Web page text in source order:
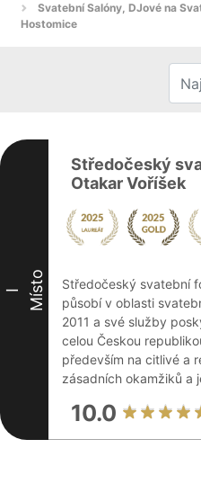
Svatební Salóny, DJové na
Hostomice
I Místo
Středočeský
Otakar Voříšek
Středočeský svatební
působí v oblasti
2011 a své služby
celou Českou
především na citlivé a
zásadních okamžiků a
10.0